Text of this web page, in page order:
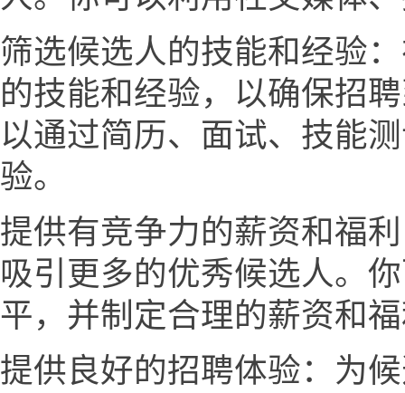
筛选候选人的技能和经验
的技能和经验，以确保招
以通过简历、面试、技能
验。
提供有竞争力的薪资和福
吸引更多的优秀候选人。
平，并制定合理的薪资和
提供良好的招聘体验：为